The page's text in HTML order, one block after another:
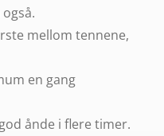
mellom tennene,
en gang
ånde i flere timer.